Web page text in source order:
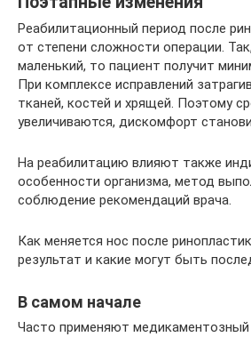
Реабилитационный период после
от степени сложности операции.
маленький, то пациент получит
При комплексе исправлений
тканей, костей и хрящей. Поэтому
увеличиваются, дискомфорт
На реабилитацию влияют также
особенности организма, метод
соблюдение рекомендаций врача.
Как меняется нос после
результат и какие могут быть
В самом начале
Часто применяют медикаментозный